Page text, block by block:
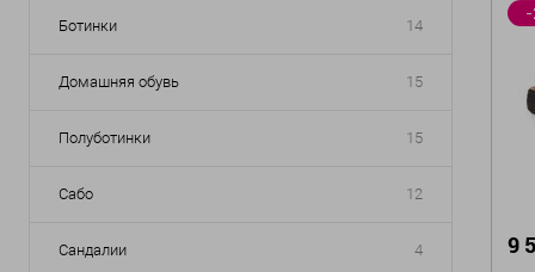
Ботинки 14
Домашняя обувь 15
Полуботинки 15
Сабо 12
Сандалии 4 9